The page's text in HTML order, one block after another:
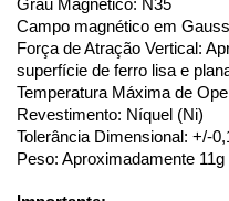
Grau Magnético: N35
Campo magnético em
Força de Atração Vertical:
superfície de ferro lisa e
Temperatura Máxima de
Revestimento: Níquel (Ni)
Tolerância Dimensional: +/-
Peso: Aproximadamente 11g